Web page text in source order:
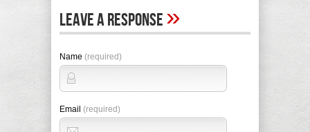
Leave A Response»
Name (required)
Email (required)